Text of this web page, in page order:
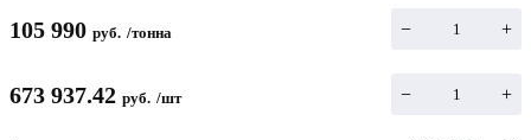
105 990 руб. /тонна − +
673 937.42 руб. /шт − +